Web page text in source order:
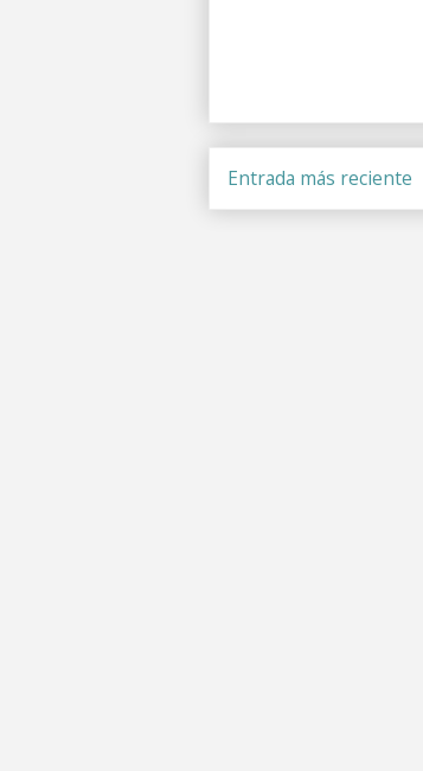
Entrada más reciente